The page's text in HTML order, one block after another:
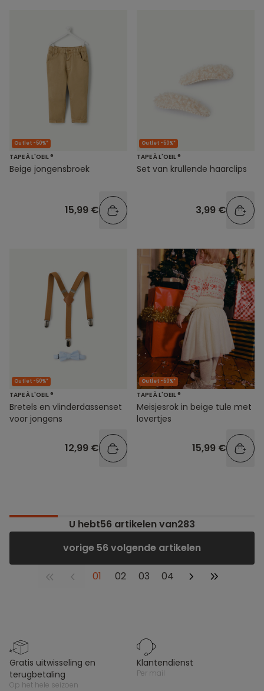
Outlet -50%*
TAPE À L'OEIL ®
Beige jongensbroek
15,99 €
Outlet -50%*
TAPE À L'OEIL ®
Set van krullende haarclips
3,99 €
Outlet -50%*
TAPE À L'OEIL ®
Bretels en vlinderdassenset
voor jongens
12,99 €
Outlet -50%*
TAPE À L'OEIL ®
Meisjesrok in beige tule met
lovertjes
15,99 €
U hebt56 artikelen van283
vorige 56 volgende artikelen
01 02 03 04
gratis uitwisseling en
terugbetaling
op het hele seizoen
klantendienst
per mail